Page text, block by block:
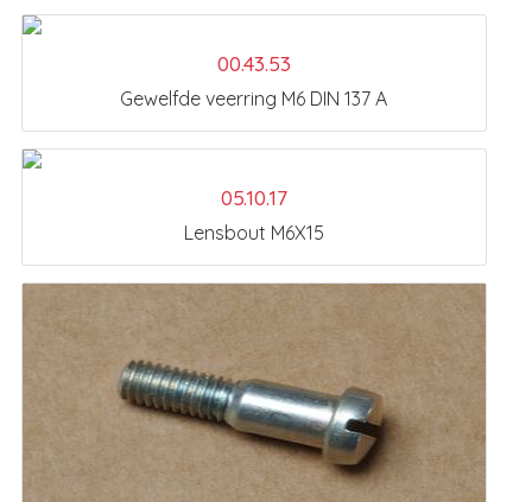
00.43.53
Gewelfde veerring M6 DIN 137 A
05.10.17
Lensbout M6X15